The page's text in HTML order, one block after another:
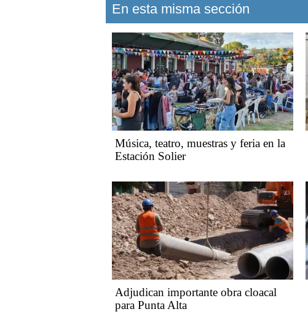
En esta misma sección
Música, teatro, muestras y feria en la
Estación Solier
Adjudican importante obra cloacal
para Punta Alta